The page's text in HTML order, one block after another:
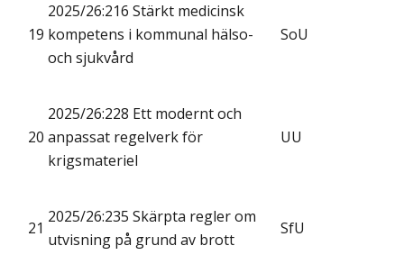
19
2025/26:216 Stärkt medicinsk
kompetens i kommunal hälso-
och sjukvård
SoU
20
2025/26:228 Ett modernt och
anpassat regelverk för
krigsmateriel
UU
21
2025/26:235 Skärpta regler om
utvisning på grund av brott
SfU